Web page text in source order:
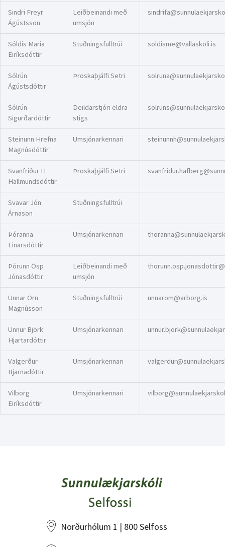
Sindri Freyr
Ágústsson
Leiðbeinandi með
umsjón
Sóldís María
Eiríksdóttir
Stuðningsfulltrúi soldisme@vallaskoli.is
Sólrún
Ágústsdóttir
Þroskaþjálfi Setri
Sólrún
Sigurðardóttir
Deildarstjóri eldra
stigs
Steinunn Hrefna
Magnúsdóttir
Umsjónarkennari
Svanfríður H
Hallmundsdóttir
Þroskaþjálfi Setri
Svavar Jón
Árnason
Stuðningsfulltrúi
Þóranna
Einarsdóttir
Umsjónarkennari
Þórunn Ösp
Jónasdóttir
Leiðbeinandi með
umsjón
Unnar Örn
Magnússon
Stuðningsfulltrúi unnarom@arborg.is
Unnur Björk
Hjartardóttir
Umsjónarkennari
Valgerður
Bjarnadóttir
Umsjónarkennari
Vilborg
Eiríksdóttir
Umsjónarkennari
Norðurhólum 1 | 800 Selfoss